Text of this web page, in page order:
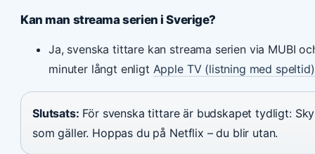
Kan man streama serien i Sverige?
Ja, svenska tittare kan streama serien via MUBI
minuter långt enligt Apple TV (listning med speltid)
Slutsats: För svenska tittare är budskapet tydligt:
som gäller. Hoppas du på Netflix – du blir utan.